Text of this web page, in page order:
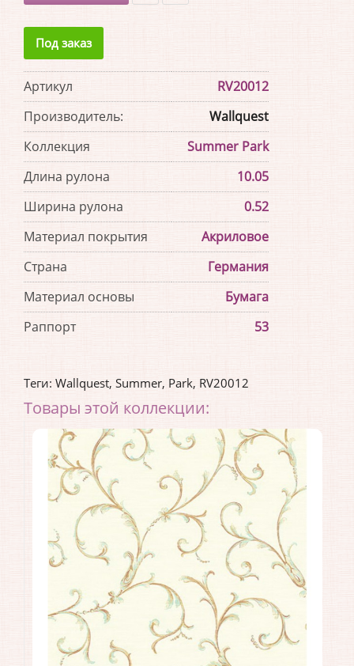
Под заказ
Артикул
RV20012
Производитель:
Wallquest
Коллекция
Summer Park
Длина рулона
10.05
Ширина рулона
0.52
Материал покрытия
Акриловое
Страна
Германия
Материал основы
Бумага
Раппорт
53
Теги: Wallquest, Summer, Park, RV20012
Товары этой коллекции: